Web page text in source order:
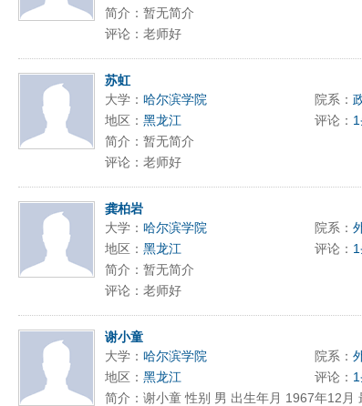
简介：暂无简介
评论：老师好
苏虹
大学： 哈尔滨学院 院系：
地区： 黑龙江 评论：
简介：暂无简介
评论：老师好
龚柏岩
大学： 哈尔滨学院 院系：
地区： 黑龙江 评论：
简介：暂无简介
评论：老师好
谢小童
大学： 哈尔滨学院 院系：
地区： 黑龙江 评论：
简介：谢小童 性别 男 出生年月 1967年12月